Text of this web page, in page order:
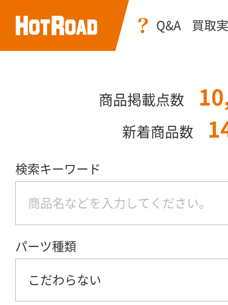
Q&A 買取
商品掲載点数
新着商品数
検索キーワード
パーツ種類
こだわらない